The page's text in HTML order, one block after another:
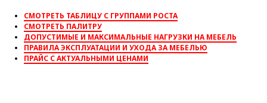
СМОТРЕТЬ ТАБЛИЦУ С ГРУППАМИ РОСТА
СМОТРЕТЬ ПАЛИТРУ
ДОПУСТИМЫЕ И МАКСИМАЛЬНЫЕ НАГРУЗКИ НА МЕБЕЛЬ
ПРАВИЛА ЭКСПЛУАТАЦИИ И УХОДА ЗА МЕБЕЛЬЮ
ПРАЙС С АКТУАЛЬНЫМИ ЦЕНАМИ